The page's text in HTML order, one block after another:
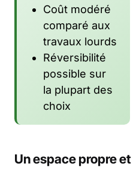
Coût modéré
comparé aux
travaux lourds
Réversibilité
possible sur
la plupart des
choix
Un espace propre